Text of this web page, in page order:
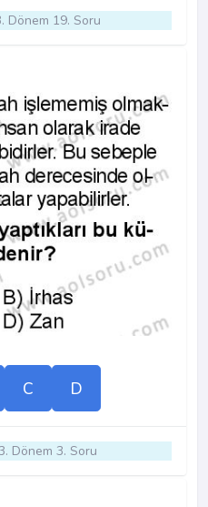
Dönem 19. Soru
C D
Dönem 3. Soru